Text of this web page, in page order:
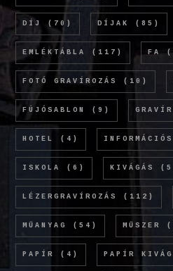
DÍJ (70) DÍJAK (85)
EMLÉKTÁBLA (117) FA
FOTÓ GRAVÍROZÁS (10)
FÚJÓSABLON (9)
HOTEL (4)
ISKOLA (6) KIVÁGÁS
LÉZERGRAVÍROZÁS (112)
MŰANYAG (54) MŰSZER
PAPÍR (4) PAPÍR